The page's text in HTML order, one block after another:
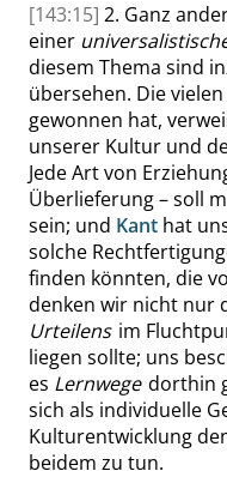
[143:15] 2. Ganz
einer
diesem Thema sind
übersehen. Die
gewonnen hat,
unserer Kultur und
Jede Art von
Überlieferung – soll
sein; und Kant hat
solche
finden könnten, die
denken wir nicht nur
Urteilens im
liegen sollte; uns
es Lernwege dorthin
sich als individuelle
Kulturentwicklung
beidem zu tun.